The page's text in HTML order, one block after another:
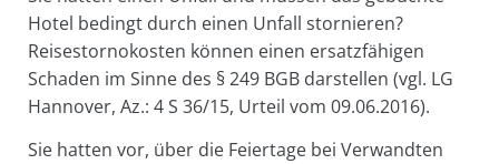
Hotel bedingt durch einen Unfall stornieren?
Reisestornokosten können einen ersatzfähigen
Schaden im Sinne des § 249 BGB darstellen (vgl. LG
Hannover, Az.: 4 S 36/15, Urteil vom 09.06.2016).
Sie hatten vor, über die Feiertage bei Verwandten